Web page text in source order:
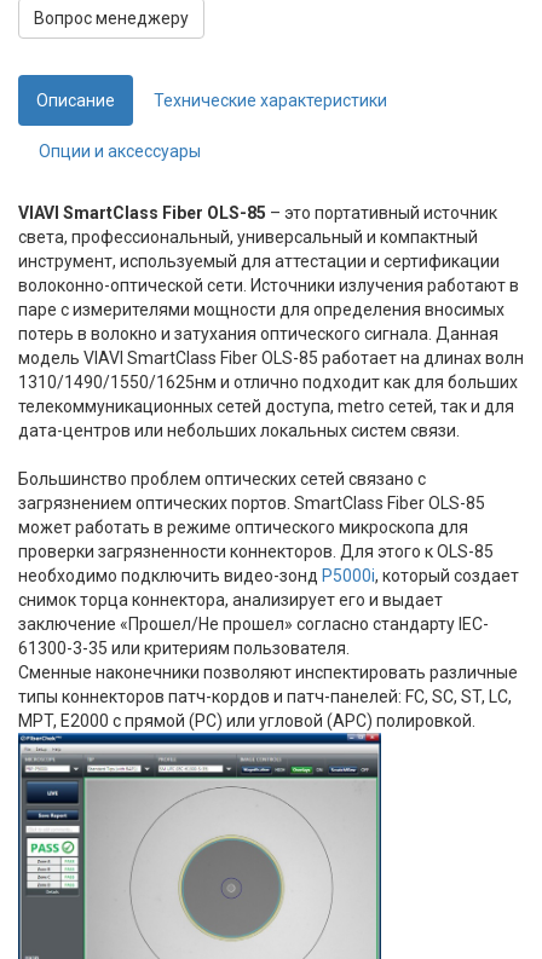
Вопрос менеджеру
Описание Технические характеристики
Опции и аксессуары
VIAVI SmartClass Fiber OLS-85 – это портативный источник
света, профессиональный, универсальный и компактный
инструмент, используемый для аттестации и сертификации
волоконно-оптической сети. Источники излучения работают в
паре с измерителями мощности для определения вносимых
потерь в волокно и затухания оптического сигнала. Данная
модель VIAVI SmartClass Fiber OLS-85 работает на длинах волн
1310/1490/1550/1625нм и отлично подходит как для больших
телекоммуникационных сетей доступа, metro сетей, так и для
дата-центров или небольших локальных систем связи.
Большинство проблем оптических сетей связано с
загрязнением оптических портов. SmartClass Fiber OLS-85
может работать в режиме оптического микроскопа для
проверки загрязненности коннекторов. Для этого к OLS-85
необходимо подключить видео-зонд P5000i, который создает
снимок торца коннектора, анализирует его и выдает
заключение «Прошел/Не прошел» согласно стандарту IEC-
61300-3-35 или критериям пользователя.
Сменные наконечники позволяют инспектировать различные
типы коннекторов патч-кордов и патч-панелей: FC, SC, ST, LC,
MPT, E2000 c прямой (PC) или угловой (APC) полировкой.